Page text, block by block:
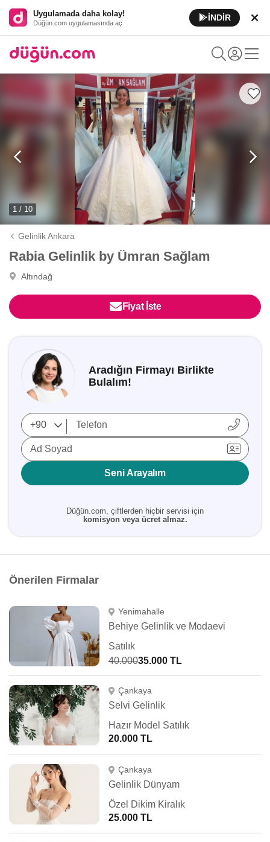
Uygulamada daha kolay!
Düğün.com uygulamasında aç
İNDİR
1 / 10
Gelinlik Ankara
Rabia Gelinlik by Ümran Sağlam
Altındağ
Fiyat İste
Aradığın Firmayı Birlikte
Bulalım!
Ad Soyad
Seni Arayalım
Düğün.com, çiftlerden hiçbir servisi için
komisyon veya ücret almaz.
Önerilen Firmalar
Yenimahalle
Behiye Gelinlik ve Modaevi
Satılık
40.00035.000 TL
Çankaya
Selvi Gelinlik
Hazır Model Satılık
20.000 TL
Çankaya
Gelinlik Dünyam
Özel Dikim Kiralık
25.000 TL